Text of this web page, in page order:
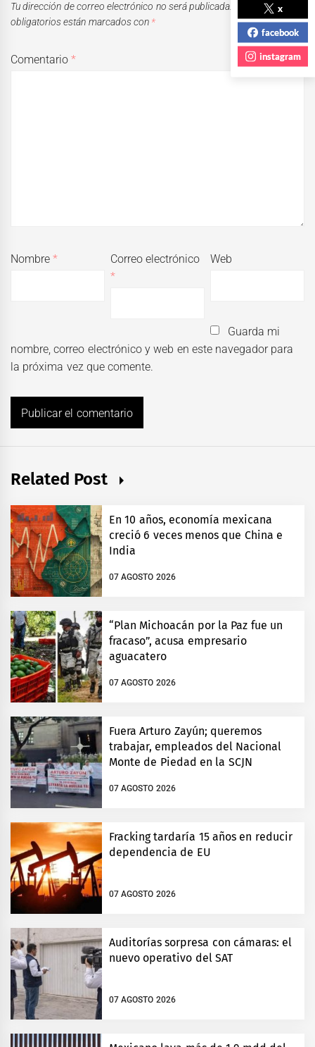
Tu dirección de correo electrónico no será publicada.
Los campos
obligatorios están marcados con *
Comentario*
Nombre*
Correo electrónico
*
Web
Guarda mi
nombre, correo electrónico y web en este navegador para
la próxima vez que comente.
Related Post
En 10 años, economía mexicana
creció 6 veces menos que China e
India
07 AGOSTO 2026
“Plan Michoacán por la Paz fue un
fracaso”, acusa empresario
aguacatero
07 AGOSTO 2026
Fuera Arturo Zayún; queremos
trabajar, empleados del Nacional
Monte de Piedad en la SCJN
07 AGOSTO 2026
Fracking tardaría 15 años en reducir
dependencia de EU
07 AGOSTO 2026
Auditorías sorpresa con cámaras: el
nuevo operativo del SAT
07 AGOSTO 2026
x
facebook
instagram